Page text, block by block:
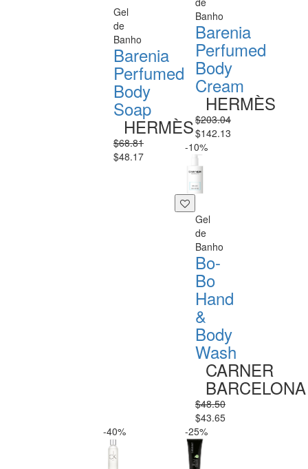
Gel
de
Banho
Barenia
Perfumed
Body
Soap
HERMÈS
$68.81
$48.17
Banho
Barenia
Perfumed
Body
Cream
HERMÈS
$203.04
$142.13
-10%
Gel
de
Banho
Bo-
Bo
Hand
&
Body
Wash
CARNER
BARCELONA
$48.50
$43.65
-40%
-25%